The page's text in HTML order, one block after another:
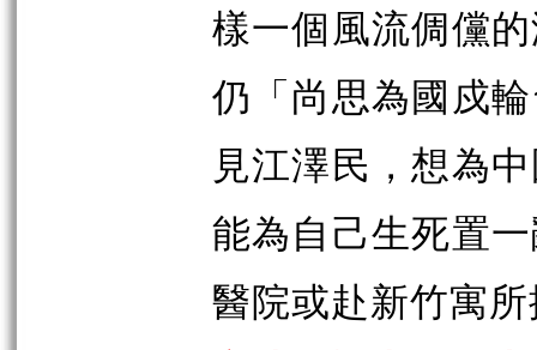
樣一個風流倜儻
仍「尚思為國戍
見江澤民，想為
能為自己生死置
醫院或赴新竹寓